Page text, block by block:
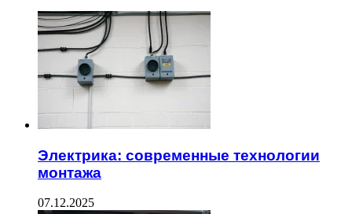
Электрика: современные технологии
монтажа
07.12.2025